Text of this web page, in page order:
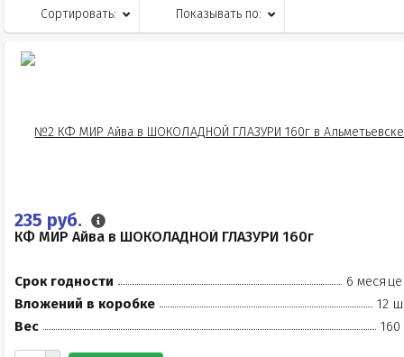
Сортировать: Показывать по:
235 руб.
КФ МИР Айва в ШОКОЛАДНОЙ ГЛАЗУРИ 160г
Срок годности
6
Вложений в коробке
12
Вес
160